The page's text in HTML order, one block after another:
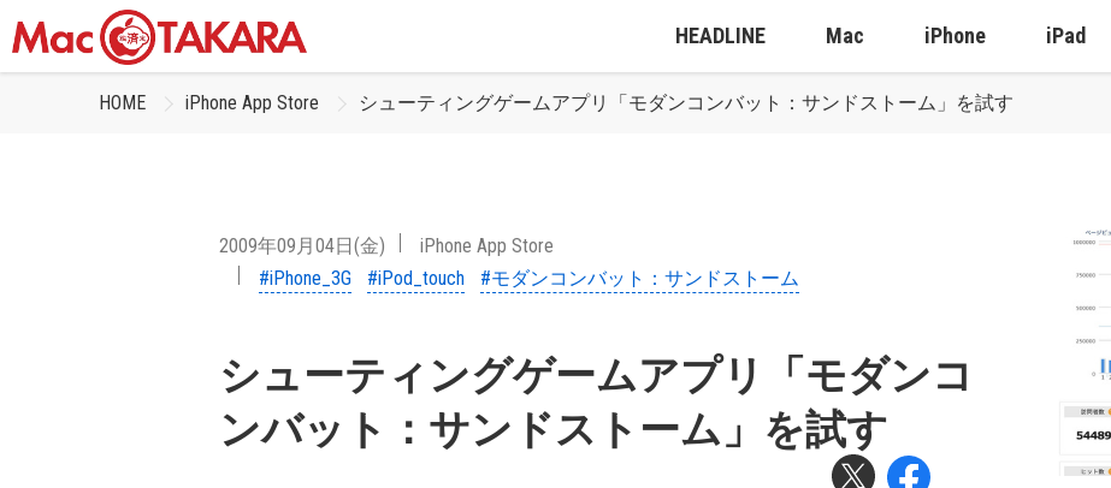
HEADLINE Mac iPhone iPad
HOME iPhone App Store シューティングゲームアプリ「モダンコンバット：サンドストーム」を試す
2009年09月04日(金)
iPhone App Store
#iPhone_3G
#iPod_touch #モダンコンバット：サンドストーム
シューティングゲームアプリ「モダンコ
ンバット：サンドストーム」を試す